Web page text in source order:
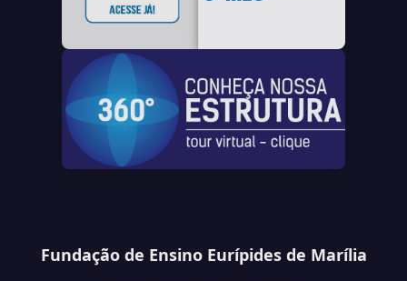
Fundação de Ensino Eurípides de Marília